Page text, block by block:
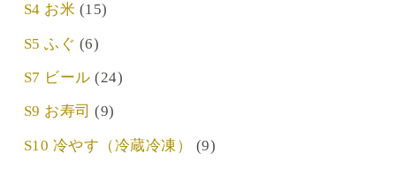
S4 お米 (15)
S5 ふぐ (6)
S7 ビール (24)
S9 お寿司 (9)
S10 冷やす（冷蔵冷凍） (9)